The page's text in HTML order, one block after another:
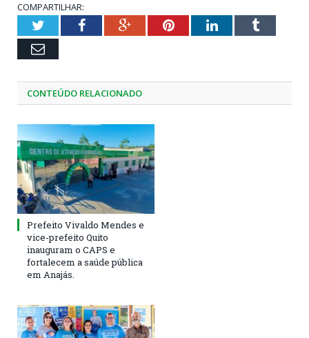
COMPARTILHAR:
TwitterFacebookGoogle+PinterestLinkedInTumblr
Email
CONTEÚDO RELACIONADO
Prefeito Vivaldo Mendes e
vice-prefeito Quito
inauguram o CAPS e
fortalecem a saúde pública
em Anajás.